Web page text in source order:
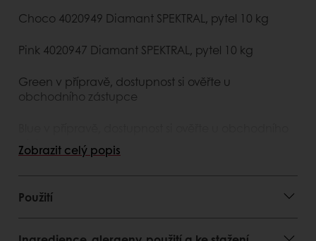
Choco 4020949 Diamant SPEKTRAL, pytel 10 kg
Pink 4020947 Diamant SPEKTRAL, pytel 10 kg
Green v přípravě, dostupnost si ověřte u
obchodního zástupce
zástupce
Doba použitelnosti: 9 měsíců při teplotě 5-25 °C
Výhody pro zákazníka
tři barvy - žlutá, hnědá, růžová
Zobrazit celý popis
Použití